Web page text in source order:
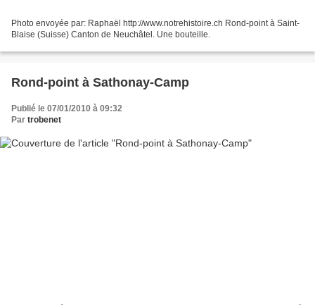
Photo envoyée par: Raphaël http://www.notrehistoire.ch Rond-point à Saint-
Blaise (Suisse) Canton de Neuchâtel. Une bouteille.
Rond-point à Sathonay-Camp
Publié le 07/01/2010 à 09:32
Par trobenet